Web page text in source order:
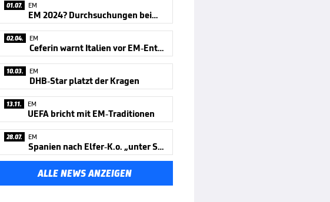
01.07. EM
EM 2024? Durchsuchungen beim DFB
02.04. EM
Ceferin warnt Italien vor EM-Entzug
10.03. EM
DHB-Star platzt der Kragen
13.11. EM
UEFA bricht mit EM-Traditionen
28.07. EM
Spanien nach Elfer-K.o. „unter Schock“
ALLE NEWS ANZEIGEN